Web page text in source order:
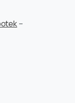
–